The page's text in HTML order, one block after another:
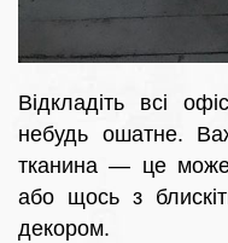
Відкладіть всі
небудь ошатне.
тканина — це
або щось з
декором.